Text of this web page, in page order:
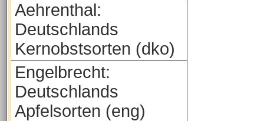
Aehrenthal:
Deutschlands
Kernobstsorten (dko)
Engelbrecht:
Deutschlands
Apfelsorten (eng)